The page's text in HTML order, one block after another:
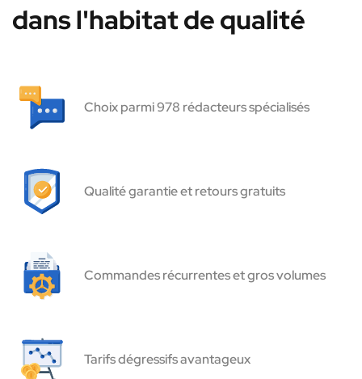
dans l'habitat de qualité
Choix parmi 978 rédacteurs spécialisés
Qualité garantie et retours gratuits
Commandes récurrentes et gros volumes
Tarifs dégressifs avantageux